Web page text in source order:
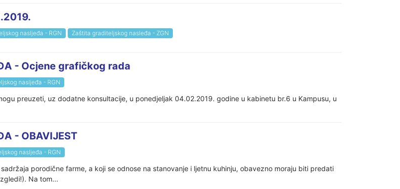
nasljeđa - RGN Zaštita graditeljskog nasleđa - ZGN
- Ocjene grafičkog rada
nasljeđa - RGN
preuzeti, uz dodatne konsultacije, u ponedjeljak 04.02.2019. godine u kabinetu br.6 u Kampusu, u
- OBAVIJEST
nasljeđa - RGN
porodične farme, a koji se odnose na stanovanje i ljetnu kuhinju, obavezno moraju biti predati
Na tom...